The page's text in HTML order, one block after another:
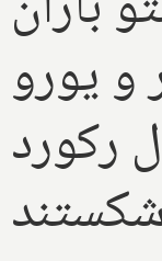
و یورو
رکورد